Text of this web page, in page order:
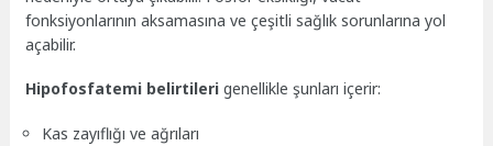
fonksiyonlarının aksamasına ve çeşitli sağlık sorunlarına yol
açabilir.
Hipofosfatemi belirtileri genellikle şunları içerir:
Kas zayıflığı ve ağrıları